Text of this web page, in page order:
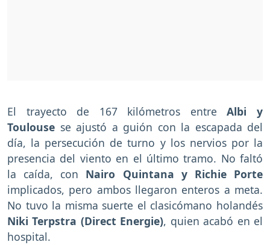
El trayecto de 167 kilómetros entreAlbi y
Toulouse se ajustó a guión con la escapada del
día, la persecución de turno y los nervios por la
presencia del viento en el último tramo. No faltó
la caída, con Nairo Quintana y Richie Porte
implicados, pero ambos llegaron enteros a meta.
No tuvo la misma suerte el clasicómano holandés
Niki Terpstra (Direct Energie), quien acabó en el
hospital.